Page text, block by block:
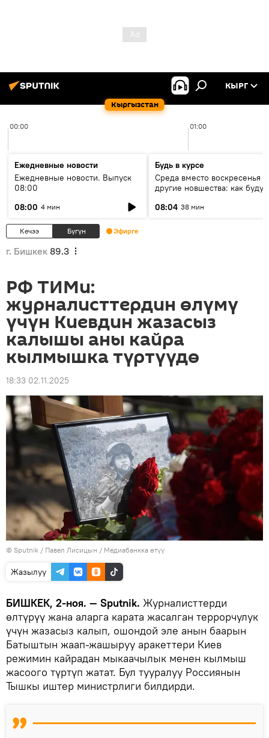
Кыргызстан
КЫРГ
00:00 01:00
Ежедневные новости
Ежедневные новости. Выпуск
08:00
08:00 4 мин
Будь в курсе
Среда вместо воскресенья и
другие новшества: как будут
08:04 38 мин
Кечээ Бүгүн Эфирге
г. Бишкек 89.3
РФ ТИМи:
журналисттердин өлүмү
үчүн Киевдин жазасыз
калышы аны кайра
кылмышка түртүүдө
18:33 02.11.2025
© Sputnik / Павел Лисицын / Медиабанкка өтүү
Жазылуу
БИШКЕК, 2-ноя. — Sputnik. Журналисттерди
өлтүрүү жана аларга карата жасалган террорчулук
үчүн жазасыз калып, ошондой эле анын баарын
Батыштын жаап-жашыруу аракеттери Киев
режимин кайрадан мыкаачылык менен кылмыш
жасоого түртүп жатат. Бул тууралуу Россиянын
Тышкы иштер министрлиги билдирди.